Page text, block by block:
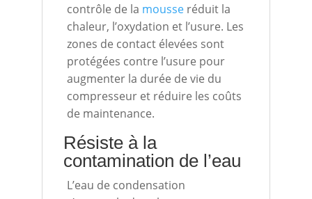
contrôle de la mousseréduit la
chaleur, l’oxydation et l’usure. Les
zones de contact élevées sont
protégées contre l’usure pour
augmenter la durée de vie du
compresseur et réduire les coûts
de maintenance.
Résiste à la
contamination de l’eau
L’eau de condensation